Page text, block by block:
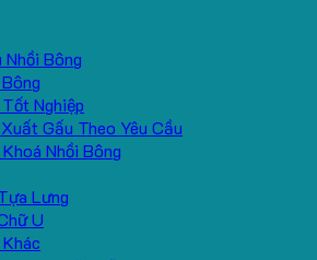
Bông
Nghiệp
Gấu Theo Yêu Cầu
Nhồi Bông
Lưng
U